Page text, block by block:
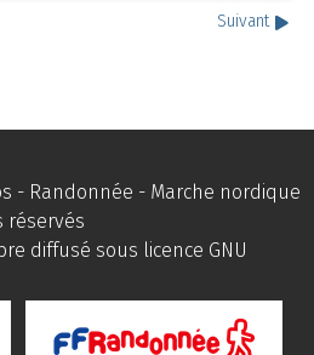
Suivant
- Randonnée - Marche nordique
réservés
diffusé sous licence GNU